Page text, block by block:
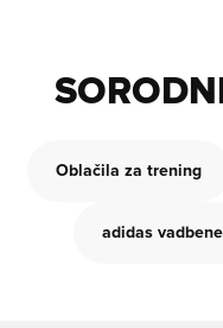
Oblačila za trening
adidas